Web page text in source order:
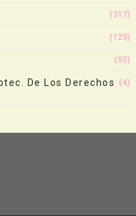
(317)
(125)
(55)
De Los Derechos
(4)